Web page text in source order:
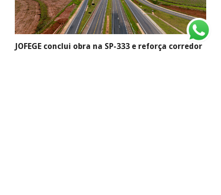
JOFEGE conclui obra na SP-333 e reforça corredor